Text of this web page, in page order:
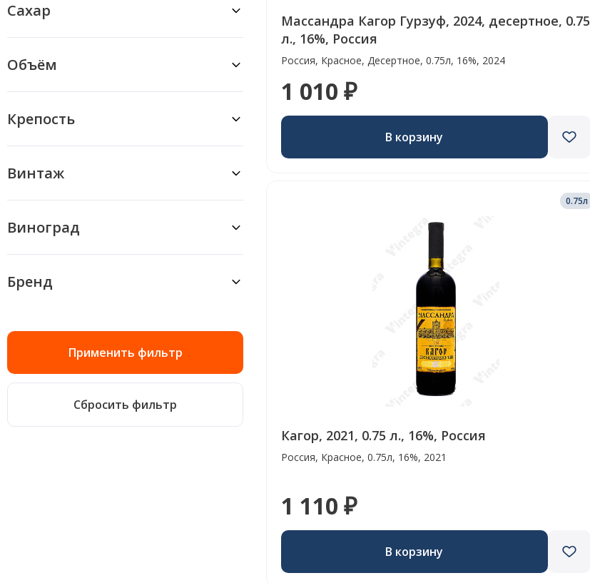
Сахар
Объём
Крепость
Винтаж
Виноград
Бренд
Применить фильтр
Сбросить фильтр
Массандра Кагор Гурзуф, 2024, десертное, 0.75
л., 16%, Россия
Россия, Красное, Десертное, 0.75л, 16%, 2024
1 010 ₽
В корзину
0.75л
Кагор, 2021, 0.75 л., 16%, Россия
Россия, Красное, 0.75л, 16%, 2021
1 110 ₽
В корзину